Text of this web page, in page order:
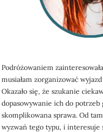
Podróżowaniem
musiałam zorganizować
Okazało się, że szukanie
dopasowywanie ich do
skomplikowana sprawa. Od
wyzwań tego typu, i interesuje